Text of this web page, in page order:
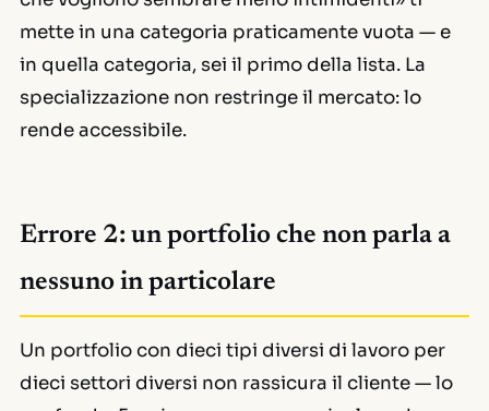
mette in una categoria praticamente vuota — e
in quella categoria, sei il primo della lista. La
specializzazione non restringe il mercato: lo
rende accessibile.
Errore 2: un portfolio che non parla a
nessuno in particolare
Un portfolio con dieci tipi diversi di lavoro per
dieci settori diversi non rassicura il cliente — lo